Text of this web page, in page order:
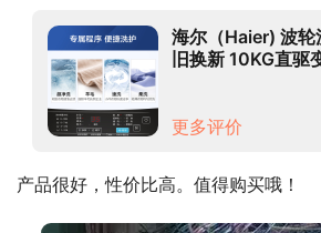
海尔（Haier) 波轮
旧换新 10KG直驱
更多评价
产品很好，性价比高。值得购买哦！